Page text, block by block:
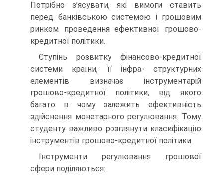
Потрібно з’ясувати, які вимоги ставить
перед банківською системою і грошовим
ринком проведення ефективної грошово-
кредитної політики.
Ступінь розвитку фінансово-кредитної
системи країни, її інфра- структурних
елементів визначає інструментарій
грошово-кредитної політики, від якого
багато в чому залежить ефективність
здійснення монетарного регулювання. Тому
студенту важливо розглянути класифікацію
інструментів грошово-кредитної політики.
Інструменти регулювання грошової
сфери поділяються: